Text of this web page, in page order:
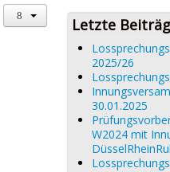
Letzte
2025/26
30.01.2025
W2024 mit